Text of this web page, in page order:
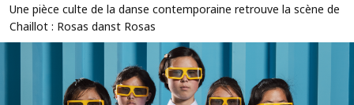
Une pièce culte de la danse contemporaine retrouve la scène de
Chaillot : Rosas danst Rosas